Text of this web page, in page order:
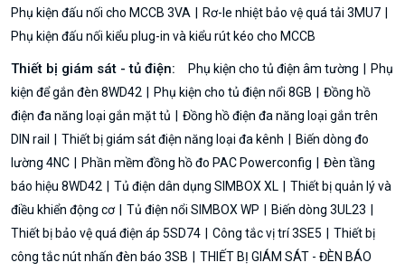
Phụ kiện đấu nối cho MCCB 3VA
Rơ-le nhiệt bảo vệ quá tải 3MU7
Phụ kiện đấu nối kiểu plug-in và kiểu rút kéo cho MCCB
Thiết bị giám sát - tủ điện: Phụ kiện cho tủ điện âm tường
Phụ
kiện để gắn đèn 8WD42
Phụ kiện cho tủ điện nổi 8GB
Đồng hồ
điện đa năng loại gắn mặt tủ
Đồng hồ điện đa năng loại gắn trên
DIN rail
Thiết bị giám sát điện năng loại đa kênh
Biến dòng đo
lường 4NC
Phần mềm đồng hồ đo PAC Powerconfig
Đèn tầng
báo hiệu 8WD42
Tủ điện dân dụng SIMBOX XL
Thiết bị quản lý và
điều khiển động cơ
Tủ điện nổi SIMBOX WP
Biến dòng 3UL23
Thiết bị bảo vệ quá điện áp 5SD74
Công tắc vị trí 3SE5
Thiết bị
công tắc nút nhấn đèn báo 3SB
THIẾT BỊ GIÁM SÁT - ĐÈN BÁO